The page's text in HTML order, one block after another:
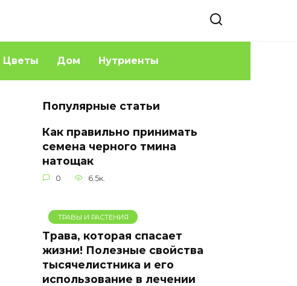
Цветы Дом Нутриенты
Популярные статьи
Как правильно принимать
семена черного тмина
натощак
0 6.5к.
ТРАВЫ И РАСТЕНИЯ
Трава, которая спасает
жизни! Полезные свойства
тысячелистника и его
использование в лечении